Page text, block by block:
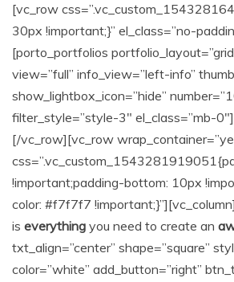
[vc_row
30px !important;}” el_class=”no-
[porto_portfolios
view=”full” info_view=”left-info”
show_lightbox_icon=”hide”
filter_style=”style-3″ el_class=”mb-
[/vc_row][vc_row
!important;padding-bottom: 10px
color: #f7f7f7
is everything you need to create an
txt_align=”center” shape=”square”
color=”white” add_button=”right”